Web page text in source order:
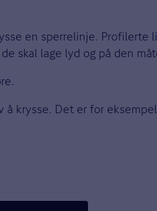
en sperrelinje.
skal lage lyd og på den
krysse. Det er for